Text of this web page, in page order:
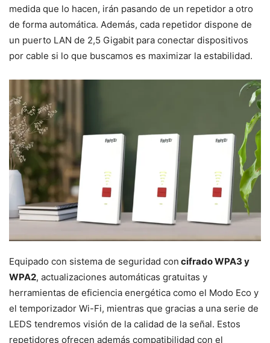
medida que lo hacen, irán pasando de un repetidor a otro
de forma automática. Además, cada repetidor dispone de
un puerto LAN de 2,5 Gigabit para conectar dispositivos
por cable si lo que buscamos es maximizar la estabilidad.
Equipado con sistema de seguridad con cifrado WPA3 y
WPA2, actualizaciones automáticas gratuitas y
herramientas de eficiencia energética como el Modo Eco y
el temporizador Wi-Fi, mientras que gracias a una serie de
LEDS tendremos visión de la calidad de la señal. Estos
repetidores ofrecen además compatibilidad con el